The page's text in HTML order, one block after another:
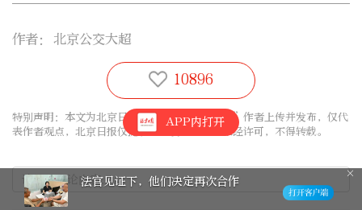
作者： 北京公交大超
10896
特别声明：本文为北京日报新媒体平台“北京号”作者上传并发布，仅代
表作者观点，北京日报仅提供信息发布平台。未经许可，不得转载。
APP内打开
法官见证下，他们决定再次合作